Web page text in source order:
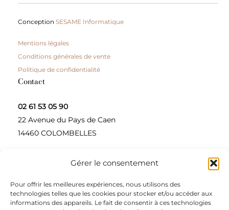
Gérer le consentement
Pour offrir les meilleures expériences, nous utilisons des
technologies telles que les cookies pour stocker et/ou accéder aux
informations des appareils. Le fait de consentir à ces technologies
ConceptionSESAME Informatique
Mentions légales
Conditions générales de vente
Politique de confidentialité
Contact
02 61 53 05 90
22 Avenue du Pays de Caen
14460 COLOMBELLES
Contactez-nous
A propos